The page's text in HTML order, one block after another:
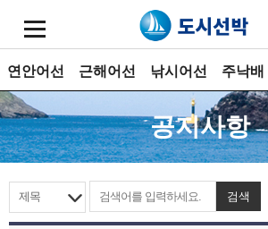
연안어선 근해어선 낚시어선 주낙배
공지사항
검색